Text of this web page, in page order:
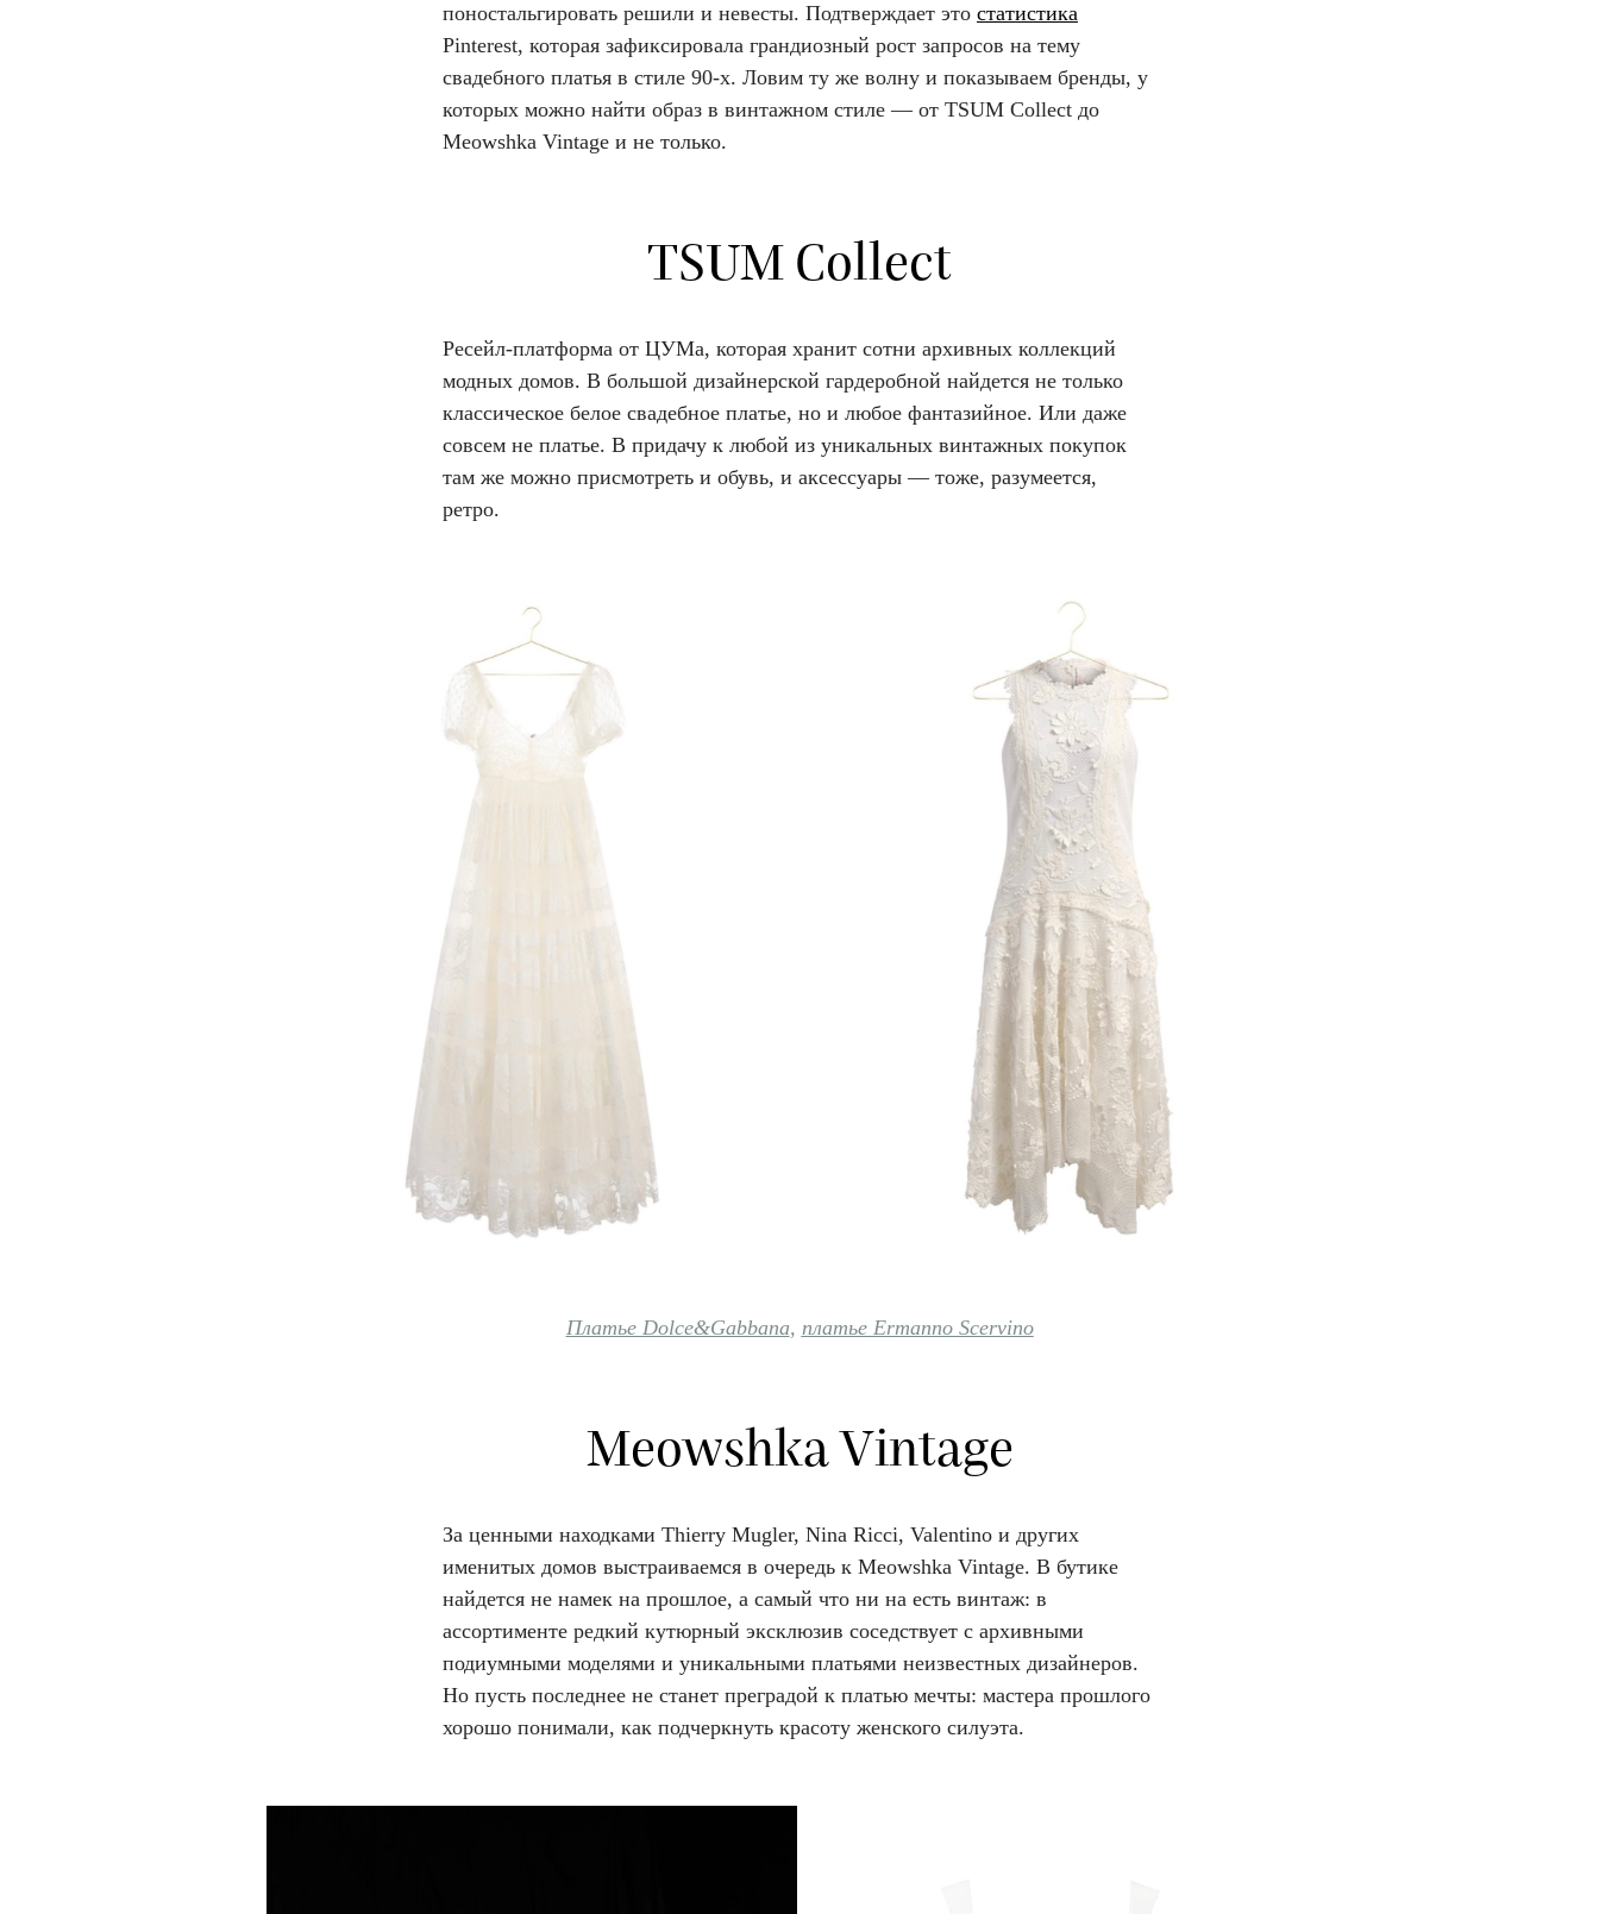
поностальгировать решили и невесты. Подтверждает это статистика
Pinterest, которая зафиксировала грандиозный рост запросов на тему
свадебного платья в стиле 90-х. Ловим ту же волну и показываем бренды, у
которых можно найти образ в винтажном стиле — от TSUM Collect до
Meowshka Vintage и не только.
TSUM Collect
Ресейл-платформа от ЦУМа, которая хранит сотни архивных коллекций
модных домов. В большой дизайнерской гардеробной найдется не только
классическое белое свадебное платье, но и любое фантазийное. Или даже
совсем не платье. В придачу к любой из уникальных винтажных покупок
там же можно присмотреть и обувь, и аксессуары — тоже, разумеется,
ретро.
Платье Dolce&Gabbana, платье Ermanno Scervino
Meowshka Vintage
За ценными находками Thierry Mugler, Nina Ricci, Valentino и других
именитых домов выстраиваемся в очередь к Meowshka Vintage. В бутике
найдется не намек на прошлое, а самый что ни на есть винтаж: в
ассортименте редкий кутюрный эксклюзив соседствует с архивными
подиумными моделями и уникальными платьями неизвестных дизайнеров.
Но пусть последнее не станет преградой к платью мечты: мастера прошлого
хорошо понимали, как подчеркнуть красоту женского силуэта.